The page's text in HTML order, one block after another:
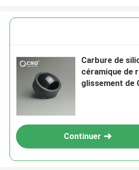
Carbure de
céramique de
glissement de
Continuer